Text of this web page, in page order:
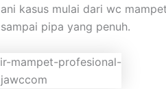
kasus mulai dari wc
pipa yang penuh.